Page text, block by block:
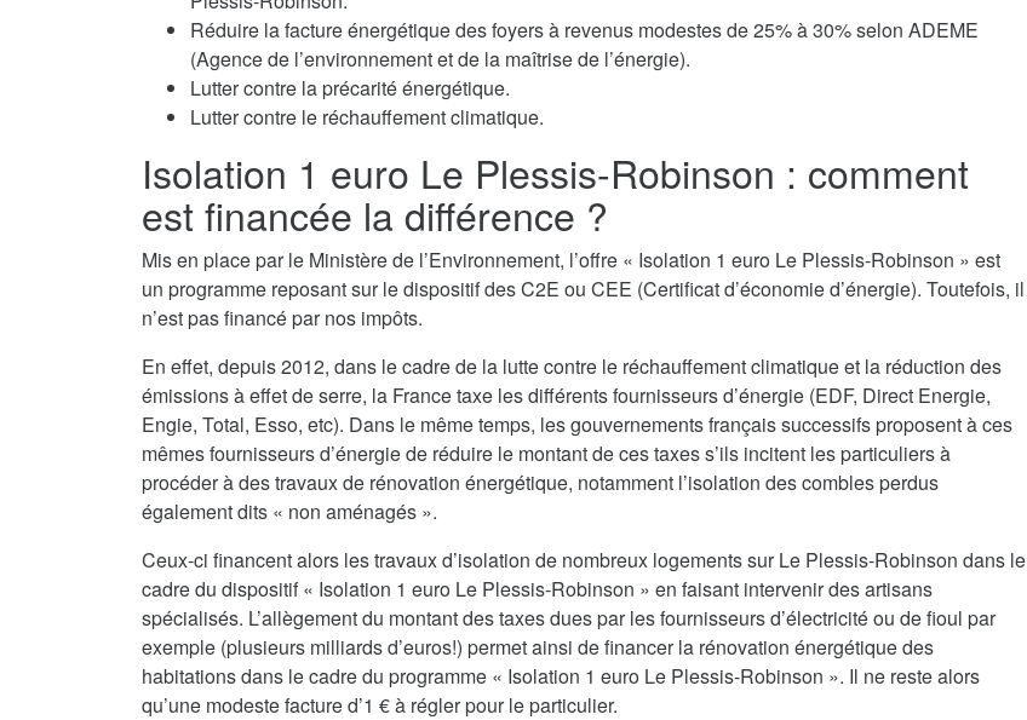
Réduire la facture énergétique des foyers à revenus modestes de 25% à 30% selon ADEME
(Agence de l’environnement et de la maîtrise de l’énergie).
Lutter contre la précarité énergétique.
Lutter contre le réchauffement climatique.
Isolation 1 euro Le Plessis-Robinson : comment
est financée la différence ?
Mis en place par le Ministère de l’Environnement, l’offre « Isolation 1 euro Le Plessis-Robinson » est
un programme reposant sur le dispositif des C2E ou CEE (Certificat d’économie d’énergie). Toutefois, il
n’est pas financé par nos impôts.
En effet, depuis 2012, dans le cadre de la lutte contre le réchauffement climatique et la réduction des
émissions à effet de serre, la France taxe les différents fournisseurs d’énergie (EDF, Direct Energie,
Engie, Total, Esso, etc). Dans le même temps, les gouvernements français successifs proposent à ces
mêmes fournisseurs d’énergie de réduire le montant de ces taxes s’ils incitent les particuliers à
procéder à des travaux de rénovation énergétique, notamment l’isolation des combles perdus
également dits « non aménagés ».
Ceux-ci financent alors les travaux d’isolation de nombreux logements sur Le Plessis-Robinson dans le
cadre du dispositif « Isolation 1 euro Le Plessis-Robinson » en faisant intervenir des artisans
spécialisés. L’allègement du montant des taxes dues par les fournisseurs d’électricité ou de fioul par
exemple (plusieurs milliards d’euros!) permet ainsi de financer la rénovation énergétique des
habitations dans le cadre du programme « Isolation 1 euro Le Plessis-Robinson ». Il ne reste alors
qu’une modeste facture d’1 € à régler pour le particulier.